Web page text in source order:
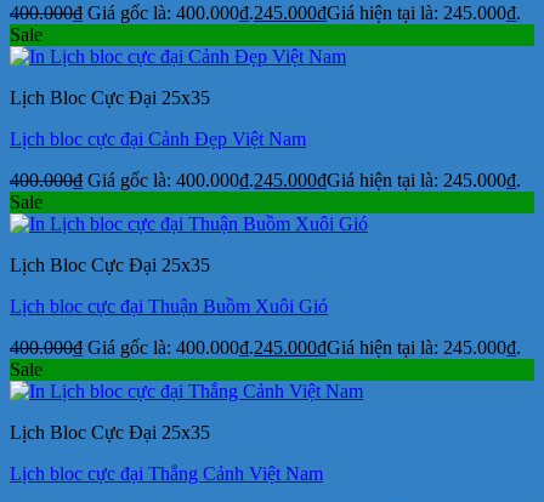
400.000₫ Giá gốc là: 400.000₫.245.000₫Giá hiện tại là: 245.000₫.
Sale
Lịch Bloc Cực Đại 25x35
Lịch bloc cực đại Cảnh Đẹp Việt Nam
400.000₫ Giá gốc là: 400.000₫.245.000₫Giá hiện tại là: 245.000₫.
Sale
Lịch Bloc Cực Đại 25x35
Lịch bloc cực đại Thuận Buồm Xuôi Gió
400.000₫ Giá gốc là: 400.000₫.245.000₫Giá hiện tại là: 245.000₫.
Sale
Lịch Bloc Cực Đại 25x35
Lịch bloc cực đại Thắng Cảnh Việt Nam